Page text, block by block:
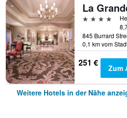
4 Sterne
0,1 km vom
251 € Zum
Weitere Hotels in der Nähe